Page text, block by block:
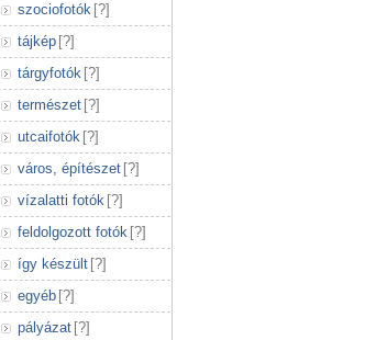
szociofotók [?]
tájkép [?]
tárgyfotók [?]
természet [?]
utcaifotók [?]
város, építészet [?]
vízalatti fotók [?]
feldolgozott fotók [?]
így készült [?]
egyéb [?]
pályázat [?]